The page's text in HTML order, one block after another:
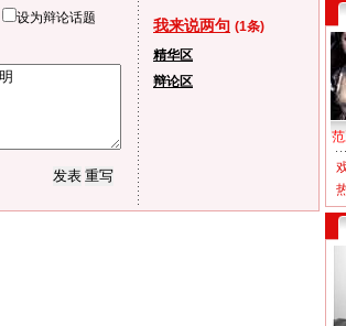
设为辩论话题 我来说两句 (1条)
精华区
辩论区